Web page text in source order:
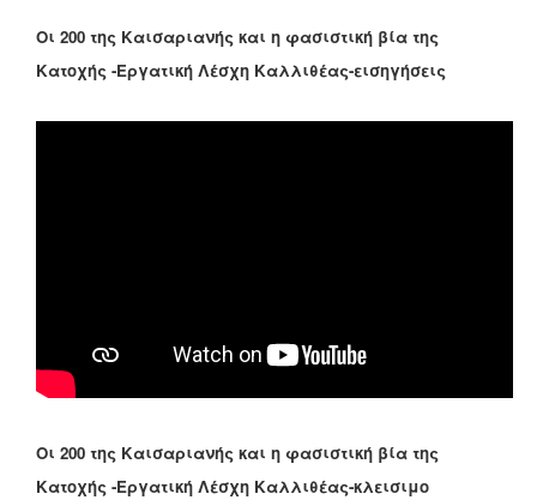
Οι 200 της Καισαριανής και η φασιστική βία της
Κατοχής -Εργατική Λέσχη Καλλιθέας-εισηγήσεις
Οι 200 της Καισαριανής και η φασιστική βία της
Κατοχής -Εργατική Λέσχη Καλλιθέας-κλεισιμο